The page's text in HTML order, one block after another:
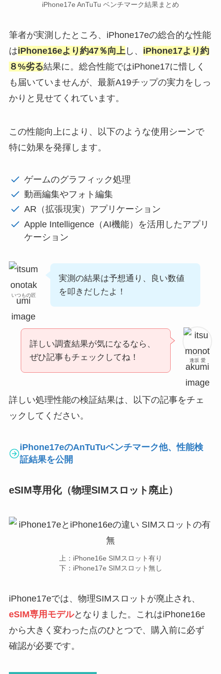
iPhone17e AnTuTu ベンチマーク結果まとめ
筆者が実測したところ、iPhone17eの総合的な性能
はiPhone16eより約47％向上 し、 iPhone17より約
８%劣る結果に。総合性能ではiPhone17に惜しく
も届いていませんが、最新A19チップの実力をしっ
かりと見せてくれています。
この性能向上により、以下のような使用シーンで
特に効果を発揮します。
ゲームのグラフィック処理
動画編集やフォト編集
AR（拡張現実）アプリケーション
Apple Intelligence（AI機能）を活用したアプリ
ケーション
いつもの匠
実測の結果は予想通り、良い数値
を叩きだしたよ！
逢坂 愛
詳しい調査結果が気になるなら、
ぜひ記事もチェックしてね！
詳しい処理性能の検証結果は、以下の記事をチェ
ックしてください。
iPhone17eのAnTuTuベンチマーク他、性能検
証結果を公開
eSIM専用化（物理SIMスロット廃止）
上：iPhone16e SIMスロット有り
下：iPhone17e SIMスロット無し
iPhone17eでは、物理SIMスロットが廃止され、
eSIM専用モデルとなりました。これはiPhone16e
から大きく変わった点のひとつで、購入前に必ず
確認が必要です。